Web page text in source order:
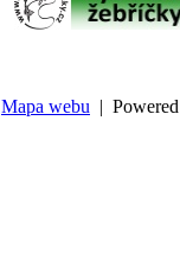
Mapa webu |